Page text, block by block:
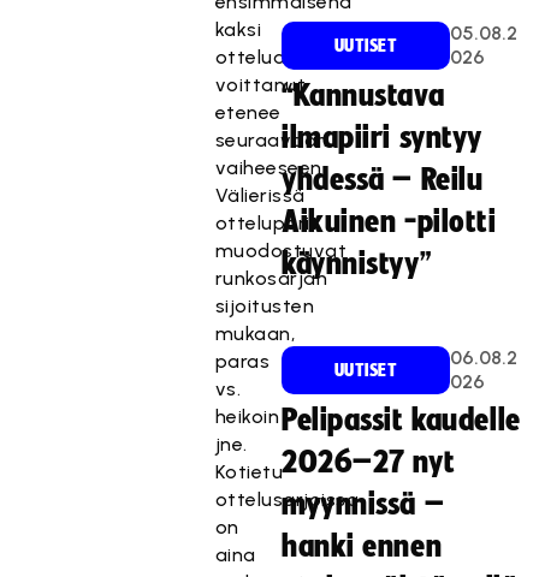
kaksi
ottelua
voittanut
etenee
seuraavaan
vaiheeseen.
Välierissä
otteluparit
muodostuvat
runkosarjan
sijoitusten
mukaan,
paras
vs.
heikoin
jne.
Kotietu
ottelusarjoissa
on
aina
UUTISET
05.08.2
026
“Kannustava
ilmapiiri syntyy
yhdessä – Reilu
Aikuinen -pilotti
käynnistyy”
UUTISET
06.08.2
026
Pelipassit kaudelle
2026–27 nyt
myynnissä –
hanki ennen